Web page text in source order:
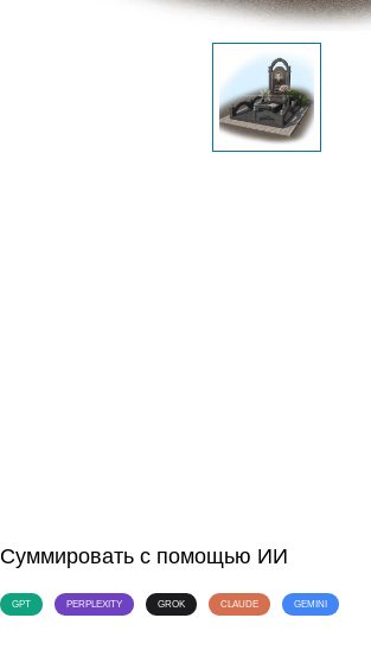
Суммировать с помощью ИИ
GPT PERPLEXITY GROK CLAUDE GEMINI